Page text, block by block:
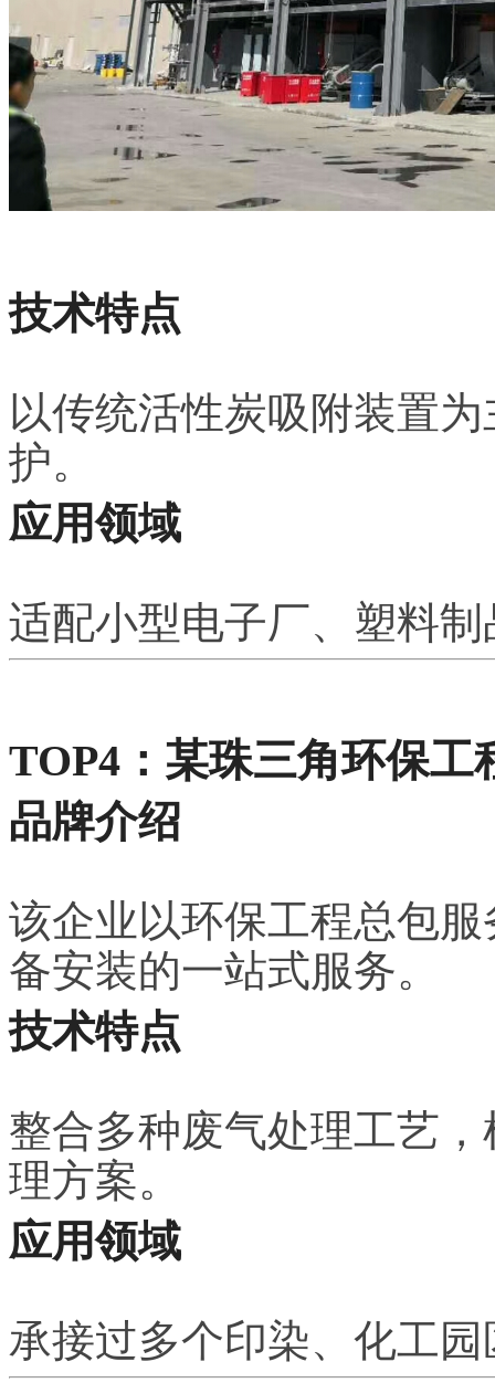
技术特点
以传统活性炭吸附装置
护。
应用领域
适配小型电子厂、塑料
TOP4：某珠三角环保工
品牌介绍
该企业以环保工程总包
备安装的一站式服务。
技术特点
整合多种废气处理工艺
理方案。
应用领域
承接过多个印染、化工